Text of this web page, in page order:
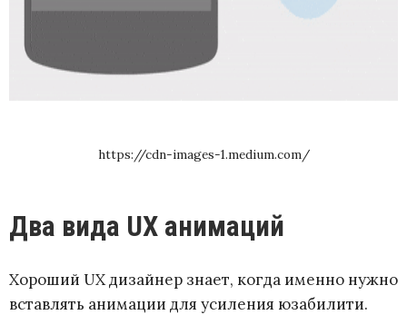
https://cdn-images-1.medium.com/
Два вида UX анимаций
Хороший UX дизайнер знает, когда именно нужно
вставлять анимации для усиления юзабилити.